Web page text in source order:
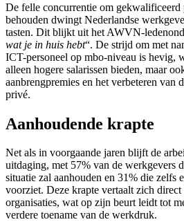
De felle concurrentie om gekwalificeerd
behouden dwingt Nederlandse
tasten. Dit blijkt uit het AWVN-
wat je in huis hebt“. De strijd om met
ICT-personeel op mbo-niveau is hevig,
alleen hogere salarissen bieden, maar
aanbrengpremies en het verbeteren van
privé.
Aanhoudende krapte
Net als in voorgaande jaren blijft de
uitdaging, met 57% van de werkgevers
situatie zal aanhouden en 31% die zelfs
voorziet. Deze krapte vertaalt zich
organisaties, wat op zijn beurt leidt tot
verdere toename van de werkdruk.